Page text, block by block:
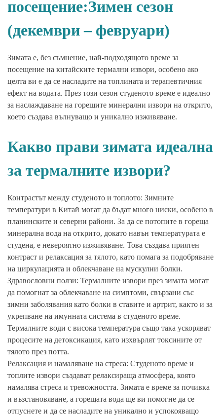
посещение:Зимен сезон
(декември – февруари)
Зимата е, без съмнение, най-подходящото време за
посещение на китайските термални извори, особено ако
целта ви е да се насладите на топлината и терапевтичния
ефект на водата. През този сезон студеното време е идеално
за наслаждаване на горещите минерални извори на открито,
което създава вълнуващо и уникално изживяване.
Какво прави зимата идеална
за термалните извори?
Контрастът между студеното и топлото: Зимните
температури в Китай могат да бъдат много ниски, особено в
планинските и северни райони. За да се потопите в гореща
минерална вода на открито, докато навън температурата е
студена, е невероятно изживяване. Това създава приятен
контраст и релаксация за тялото, като помага за подобряване
на циркулацията и облекчаване на мускулни болки.
Здравословни ползи: Термалните извори през зимата могат
да помогнат за облекчаване на симптоми, свързани със
зимни заболявания като болки в ставите и артрит, както и за
укрепване на имунната система в студеното време.
Термалните води с висока температура също така ускоряват
процесите на детоксикация, като изхвърлят токсините от
тялото през потта.
Релаксация и намаляване на стреса: Студеното време и
топлите извори създават релаксираща атмосфера, която
намалява стреса и тревожността. Зимата е време за почивка
и възстановяване, а горещата вода ще ви помогне да се
отпуснете и да се насладите на уникално и успокояващо